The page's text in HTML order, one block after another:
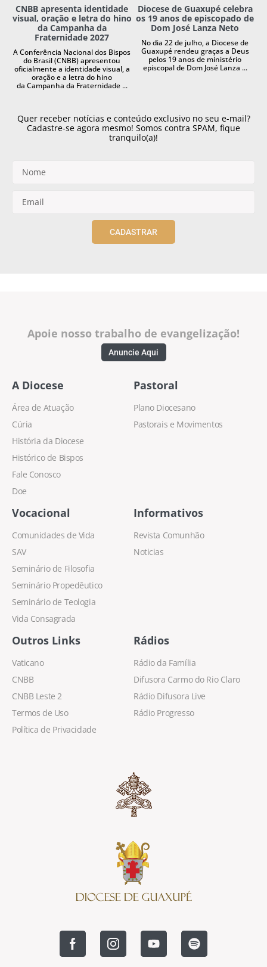
CNBB apresenta identidade
visual, oração e letra do hino
da Campanha da
Fraternidade 2027
A Conferência Nacional dos Bispos
do Brasil (CNBB) apresentou
oficialmente a identidade visual, a
oração e a letra do hino
da Campanha da Fraternidade ...
Diocese de Guaxupé celebra
os 19 anos de episcopado de
Dom José Lanza Neto
No dia 22 de julho, a Diocese de
Guaxupé rendeu graças a Deus
pelos 19 anos de ministério
episcopal de Dom José Lanza ...
Quer receber notícias e conteúdo exclusivo no seu e-mail?
Cadastre-se agora mesmo! Somos contra SPAM, fique
tranquilo(a)!
CADASTRAR
Apoie nosso trabalho de evangelização!
Anuncie Aqui
A Diocese
Área de Atuação
Cúria
História da Diocese
Histórico de Bispos
Fale Conosco
Doe
Pastoral
Plano Diocesano
Pastorais e Movimentos
Vocacional
Comunidades de Vida
SAV
Seminário de Filosofia
Seminário Propedêutico
Seminário de Teologia
Vida Consagrada
Informativos
Revista Comunhão
Noticias
Outros Links
Vaticano
CNBB
CNBB Leste 2
Termos de Uso
Política de Privacidade
Rádios
Rádio da Família
Difusora Carmo do Rio Claro
Rádio Difusora Live
Rádio Progresso